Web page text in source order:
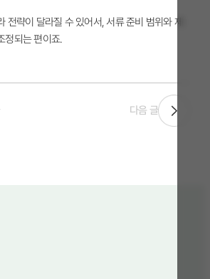
전략이 달라질 수 있어서, 서류 준비 범위와 제
정되는 편이죠.
다음 글